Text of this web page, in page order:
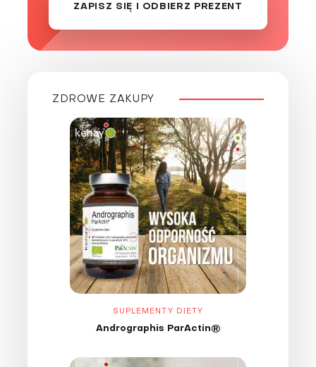
ZAPISZ SIĘ I ODBIERZ PREZENT
ZDROWE ZAKUPY
SUPLEMENTY DIETY
Andrographis ParActin®